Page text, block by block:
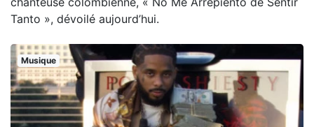
Tanto », dévoilé aujourd’hui.
Musique